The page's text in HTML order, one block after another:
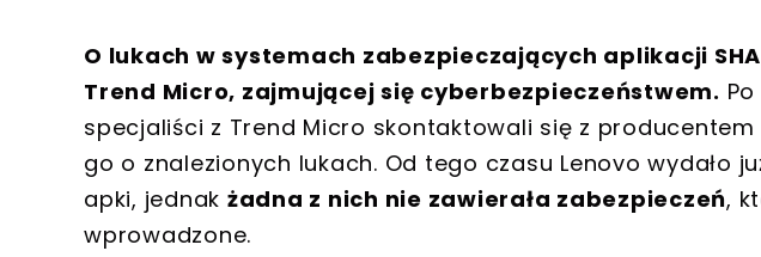
O lukach w systemach zabezpieczających aplikacji
Trend Micro, zajmującej się cyberbezpieczeństwem.
specjaliści z Trend Micro skontaktowali się z
go o znalezionych lukach. Od tego czasu Lenovo wydało
apki, jednak żadna z nich nie zawierała zabezpieczeń,
wprowadzone.